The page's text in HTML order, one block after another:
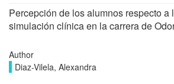
Percepción de los alumnos respecto a
simulación clínica en la carrera de
Author
Diaz-Vilela, Alexandra